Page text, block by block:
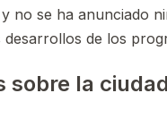
no se ha anunciado
de los
la